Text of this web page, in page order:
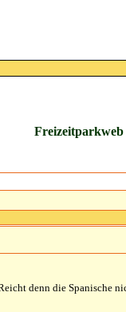
denn die Spanische